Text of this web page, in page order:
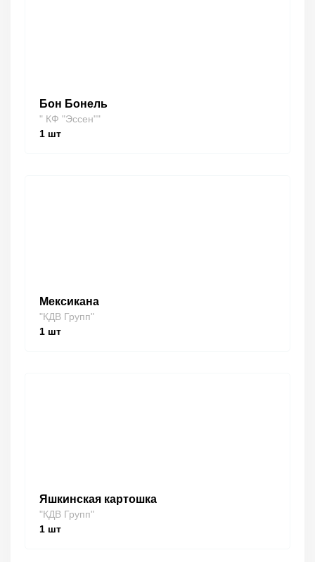
Бон Бонель
" КФ "Эссен""
1 шт
Мексикана
"КДВ Групп"
1 шт
Яшкинская картошка
"КДВ Групп"
1 шт